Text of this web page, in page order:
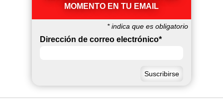
MOMENTO EN TU EMAIL
*indica que es obligatorio
Dirección de correo electrónico*